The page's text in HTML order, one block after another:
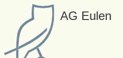
AG Eulen